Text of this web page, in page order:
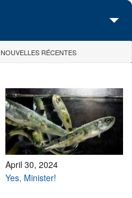
NOUVELLES RÉCENTES
April 30, 2024
Yes, Minister!